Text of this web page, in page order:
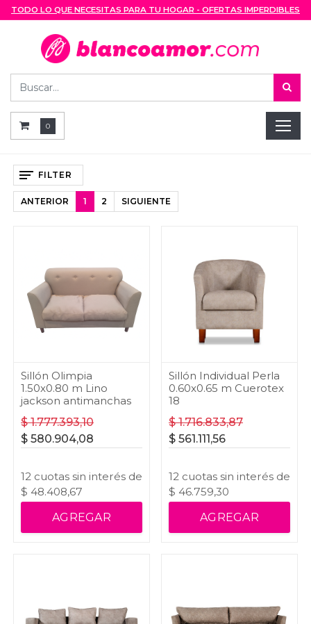
TODO LO QUE NECESITAS PARA TU HOGAR - OFERTAS IMPERDIBLES
0
FILTER
ANTERIOR 1 2 SIGUIENTE
Sillón Olimpia
1.50x0.80 m Lino
jackson antimanchas
$1.777.393,10
$ 580.904,08
12 cuotas sin interés de
$ 48.408,67
AGREGAR
Sillón Individual Perla
0.60x0.65 m Cuerotex
18
$1.716.833,87
$ 561.111,56
12 cuotas sin interés de
$ 46.759,30
AGREGAR